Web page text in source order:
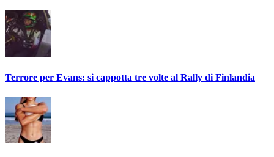
Terrore per Evans: si cappotta tre volte al Rally di Finlandia